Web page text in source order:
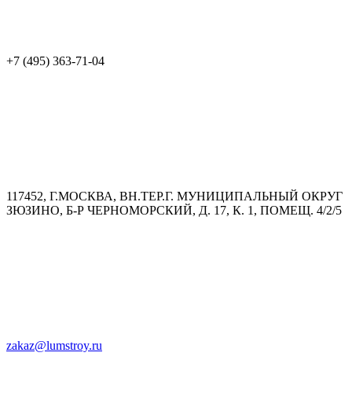
+7 (495) 363-71-04
117452, Г.МОСКВА, ВН.ТЕР.Г. МУНИЦИПАЛЬНЫЙ ОКРУГ
ЗЮЗИНО, Б-Р ЧЕРНОМОРСКИЙ, Д. 17, К. 1, ПОМЕЩ. 4/2/5
zakaz@lumstroy.ru